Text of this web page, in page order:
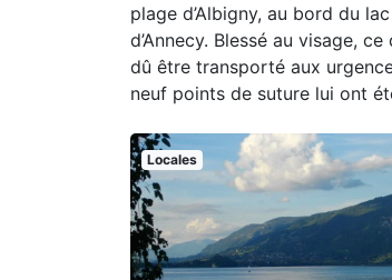
plage d’Albigny, au bord du lac
d’Annecy. Blessé au visage, ce
dû être transporté aux
neuf points de suture lui ont
Locales